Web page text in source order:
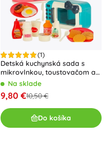
(1)
Detská kuchynská sada s
mikrovlnkou, toustovačom a
mixérom
Na sklade
9,80 €10,50 €
Do košíka